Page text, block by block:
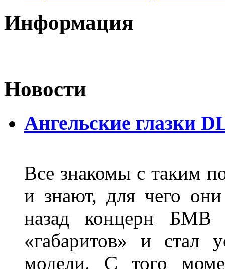
Информация
Новости
Ангельские глазки
Все знакомы с таким
и знают, для чего
назад концерн БМВ
«габаритов» и стал
модели. С того